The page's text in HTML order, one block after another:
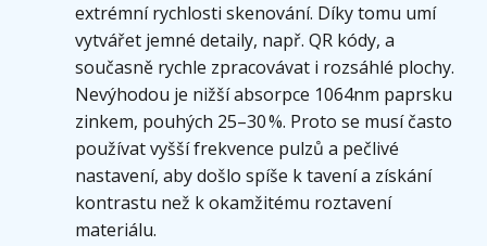
extrémní rychlosti skenování. Díky tomu umí
vytvářet jemné detaily, např. QR kódy, a
současně rychle zpracovávat i rozsáhlé plochy.
Nevýhodou je nižší absorpce 1064nm paprsku
zinkem, pouhých 25–30 %. Proto se musí často
používat vyšší frekvence pulzů a pečlivé
nastavení, aby došlo spíše k tavení a získání
kontrastu než k okamžitému roztavení
materiálu.